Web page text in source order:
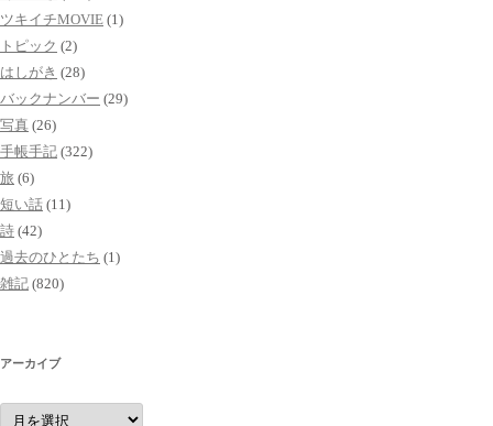
ツキイチMOVIE (1)
トピック (2)
はしがき (28)
バックナンバー (29)
写真 (26)
手帳手記 (322)
旅 (6)
短い話 (11)
詩 (42)
過去のひとたち (1)
雑記 (820)
アーカイブ
ア